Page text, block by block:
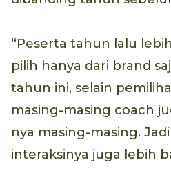
“Peserta tahun lalu
pilih hanya dari brand
tahun ini, selain
masing-masing coach
nya masing-masing.
interaksinya juga lebih